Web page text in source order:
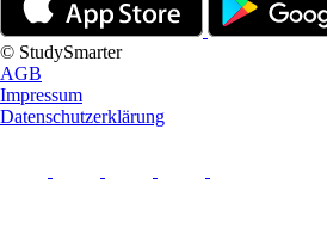
© StudySmarter
AGB
Impressum
Datenschutzerklärung